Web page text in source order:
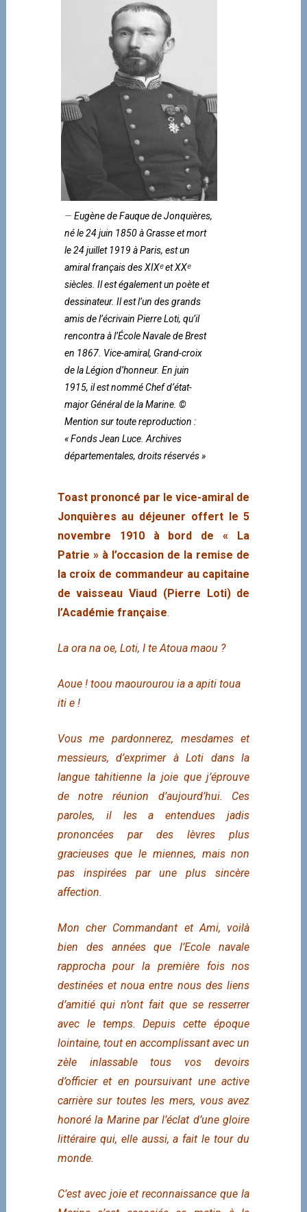
Eugène de Fauque de Jonquières,
né le 24 juin 1850 à Grasse et mort
le 24 juillet 1919 à Paris, est un
amiral français des XIXᵉ et XXᵉ
siècles. Il est également un poète et
dessinateur. Il est l’un des grands
amis de l’écrivain Pierre Loti, qu’il
rencontra à l’École Navale de Brest
en 1867. Vice-amiral, Grand-croix
de la Légion d’honneur. En juin
1915, il est nommé Chef d’état-
major Général de la Marine. ©
Mention sur toute reproduction :
« Fonds Jean Luce. Archives
départementales, droits réservés »
Toast prononcé par le vice-amiral de
Jonquières au déjeuner offert le 5
novembre 1910 à bord de « La
Patrie » à l’occasion de la remise de
la croix de commandeur au capitaine
de vaisseau Viaud (Pierre Loti) de
l’Académie française.
La ora na oe, Loti, I te Atoua maou ?
Aoue ! toou maourourou ia a apiti toua
iti e !
Vous me pardonnerez, mesdames et
messieurs, d’exprimer à Loti dans la
langue tahitienne la joie que j’éprouve
de notre réunion d’aujourd’hui. Ces
paroles, il les a entendues jadis
prononcées par des lèvres plus
gracieuses que le miennes, mais non
pas inspirées par une plus sincère
affection.
Mon cher Commandant et Ami, voilà
bien des années que l’Ecole navale
rapprocha pour la première fois nos
destinées et noua entre nous des liens
d’amitié qui n’ont fait que se resserrer
avec le temps. Depuis cette époque
lointaine, tout en accomplissant avec un
zèle inlassable tous vos devoirs
d’officier et en poursuivant une active
carrière sur toutes les mers, vous avez
honoré la Marine par l’éclat d’une gloire
littéraire qui, elle aussi, a fait le tour du
monde.
C’est avec joie et reconnaissance que la